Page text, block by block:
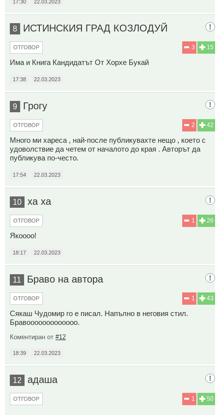
17:30 22.03.2023
8 ИСТИНСКИЯ ГРАД КОЗЛОДУЙ
15
3
ОТГОВОР
Има и Книга Кандидатът От Хорхе Букай
17:38 22.03.2023
9 Грогу
42
2
ОТГОВОР
Много ми хареса , най-после публикувахте нещо , което с
удоволствие да четем от началото до края . Авторът да
публикува по-често.
17:54 22.03.2023
10 ха ха
26
1
ОТГОВОР
Якоооо!
18:17 22.03.2023
11 Браво на автора
43
1
ОТГОВОР
Сякаш Чудомир го е писал. Напълно в неговия стил.
Бравооооооооооооо.
Коментиран от #12
18:39 22.03.2023
12 адаша
50
1
ОТГОВОР